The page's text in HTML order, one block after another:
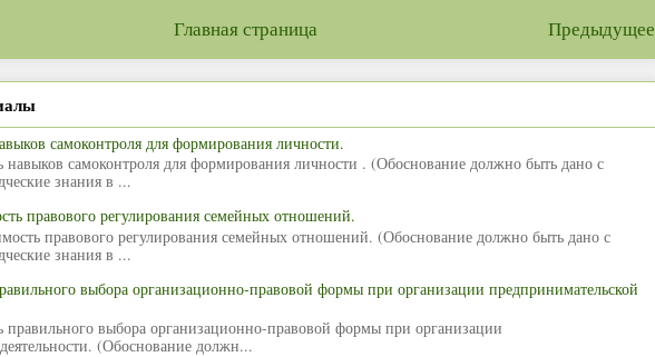
Предыдущее
Главная страница
самоконтроля для формирования личности.
навыков самоконтроля для формирования личности . (Обоснование должно быть дано с
знания в ...
правового регулирования семейных отношений.
правового регулирования семейных отношений. (Обоснование должно быть дано с
знания в ...
выбора организационно-правовой формы при организации предпринимательской
правильного выбора организационно-правовой формы при организации
(Обоснование должн...